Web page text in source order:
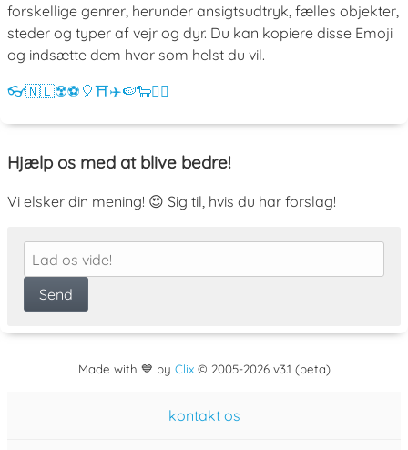
forskellige genrer, herunder ansigtsudtryk, fælles objekter,
steder og typer af vejr og dyr. Du kan kopiere disse Emoji
og indsætte dem hvor som helst du vil.
👓🇳🇱☢️⚽ 🎈⛩️✈️🍉🐑💁‍♀️
Hjælp os med at blive bedre!
Vi elsker din mening! 😍 Sig til, hvis du har forslag!
Made with 💙 by Clix© 2005-2026 v3.1 (beta)
kontakt os